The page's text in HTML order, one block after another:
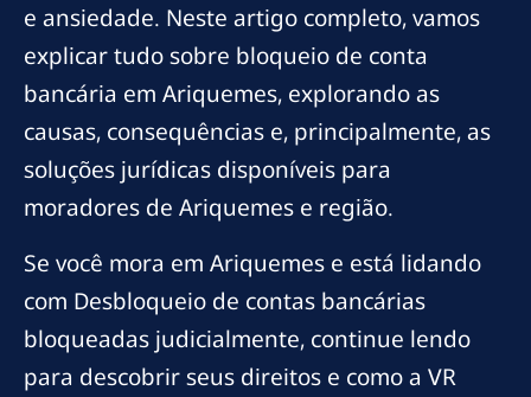
e ansiedade. Neste artigo completo, vamos
explicar tudo sobre bloqueio de conta
bancária em Ariquemes, explorando as
causas, consequências e, principalmente, as
soluções jurídicas disponíveis para
moradores de Ariquemes e região.
Se você mora em Ariquemes e está lidando
com Desbloqueio de contas bancárias
bloqueadas judicialmente, continue lendo
para descobrir seus direitos e como a VR